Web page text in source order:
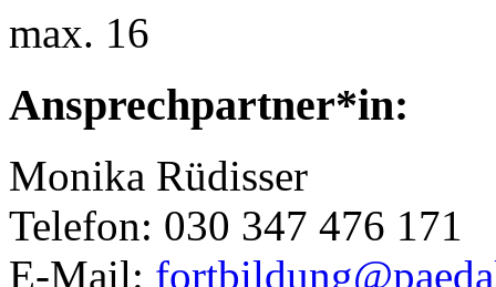
max. 16
Ansprechpartner*in:
Monika Rüdisser
Telefon: 030 347 476 171
E-Mail: